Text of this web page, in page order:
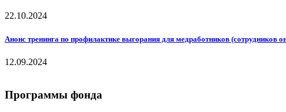
22.10.2024
Анонс тренинга по профилактике выгорания для медработников (сотрудников
12.09.2024
Программы фонда